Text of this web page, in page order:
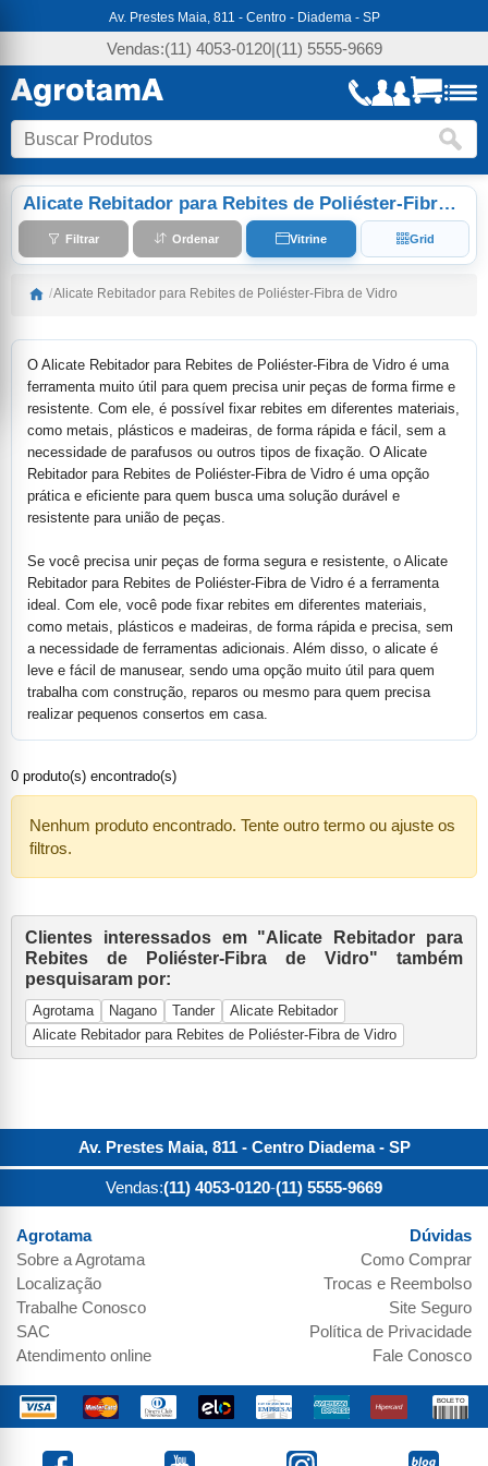
Av. Prestes Maia, 811 - Centro - Diadema - SP
Vendas:(11) 4053-0120|(11) 5555-9669
Alicate Rebitador para Rebites de Poliéster-Fibra de Vidro
Filtrar Ordenar Vitrine Grid
/Alicate Rebitador para Rebites de Poliéster-Fibra de Vidro
O Alicate Rebitador para Rebites de Poliéster-Fibra de Vidro é uma
ferramenta muito útil para quem precisa unir peças de forma firme e
resistente. Com ele, é possível fixar rebites em diferentes materiais,
como metais, plásticos e madeiras, de forma rápida e fácil, sem a
necessidade de parafusos ou outros tipos de fixação. O Alicate
Rebitador para Rebites de Poliéster-Fibra de Vidro é uma opção
prática e eficiente para quem busca uma solução durável e
resistente para união de peças.
Se você precisa unir peças de forma segura e resistente, o Alicate
Rebitador para Rebites de Poliéster-Fibra de Vidro é a ferramenta
ideal. Com ele, você pode fixar rebites em diferentes materiais,
como metais, plásticos e madeiras, de forma rápida e precisa, sem
a necessidade de ferramentas adicionais. Além disso, o alicate é
leve e fácil de manusear, sendo uma opção muito útil para quem
trabalha com construção, reparos ou mesmo para quem precisa
realizar pequenos consertos em casa.
0 produto(s) encontrado(s)
Nenhum produto encontrado. Tente outro termo ou ajuste os
filtros.
Clientes interessados em "Alicate Rebitador para
Rebites de Poliéster-Fibra de Vidro" também
pesquisaram por:
Agrotama Nagano Tander
Alicate Rebitador
Alicate Rebitador para Rebites de Poliéster-Fibra de Vidro
Av. Prestes Maia, 811 - Centro Diadema- SP
Vendas:(11) 4053-0120-(11) 5555-9669
Agrotama
Sobre aAgrotama
Localização
Trabalhe Conosco
SAC
Atendimento online
Dúvidas
Como Comprar
Trocas e Reembolso
Site Seguro
Política de Privacidade
Fale Conosco